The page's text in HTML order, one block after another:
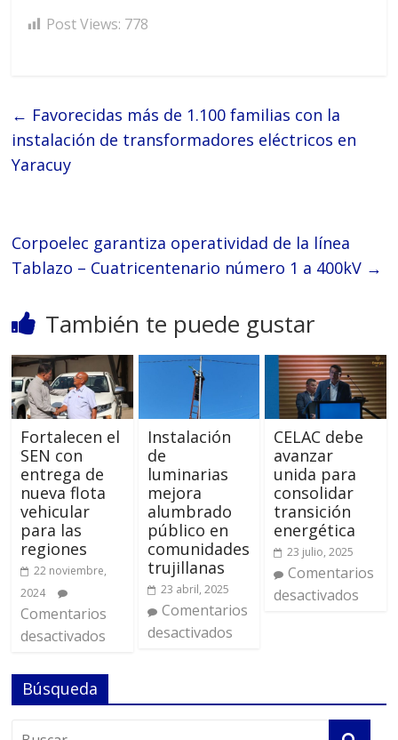
Post Views: 778
← Favorecidas más de 1.100 familias con la
instalación de transformadores eléctricos en
Yaracuy
Corpoelec garantiza operatividad de la línea
Tablazo – Cuatricentenario número 1 a 400kV →
También te puede gustar
Fortalecen el
SEN con
entrega de
nueva flota
vehicular
para las
regiones
22 noviembre,
2024
Comentarios
desactivados
Instalación
de
luminarias
mejora
alumbrado
público en
comunidades
trujillanas
23 abril, 2025
Comentarios
desactivados
CELAC debe
avanzar
unida para
consolidar
transición
energética
23 julio, 2025
Comentarios
desactivados
Búsqueda